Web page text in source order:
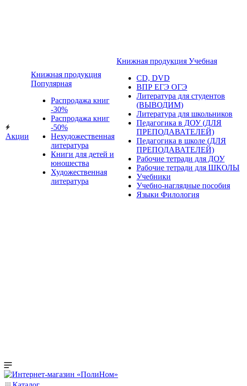
Акции
Книжная продукция
Популярная
Распродажа книг
-30%
Распродажа книг
-50%
Нехудожественная
литература
Книги для детей и
юношества
Художественная
литература
Книжная продукция Учебная
CD, DVD
ВПР ЕГЭ ОГЭ
Литература для студентов
(ВЫВОДИМ)
Литература для школьников
Педагогика в ДОУ (ДЛЯ
ПРЕПОДАВАТЕЛЕЙ)
Педагогика в школе (ДЛЯ
ПРЕПОДАВАТЕЛЕЙ)
Рабочие тетради для ДОУ
Рабочие тетради для ШКОЛЫ
Учебники
Учебно-наглядные пособия
Языки Филология